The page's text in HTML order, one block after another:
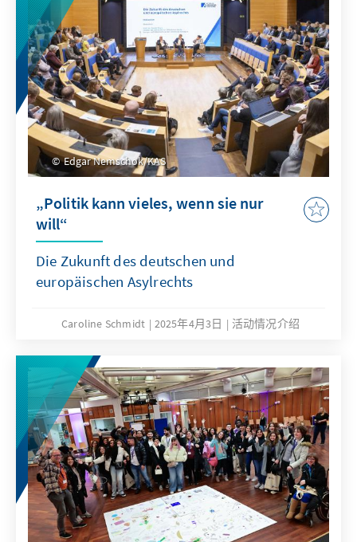
Edgar Nemschok/KAS
„Politik kann vieles, wenn sie nur
will“
Die Zukunft des deutschen und
europäischen Asylrechts
Caroline Schmidt 2025年4月3日 活动情况介绍